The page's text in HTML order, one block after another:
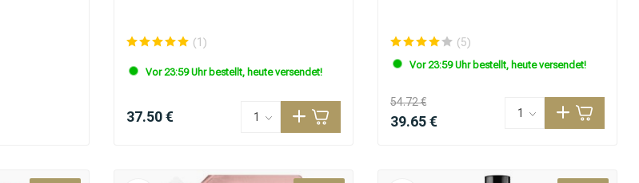
(1)
Vor 23:59 Uhr bestellt, heute versendet!
37.50 €
(5)
Vor 23:59 Uhr bestellt, heute versendet!
54.72 €
39.65 €